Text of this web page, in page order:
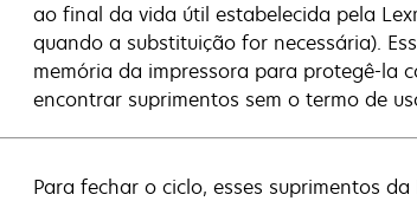
ao final da vida útil estabelecida pela
quando a substituição for necessária).
memória da impressora para protegê-la
encontrar suprimentos sem o termo de
Para fechar o ciclo, esses suprimentos